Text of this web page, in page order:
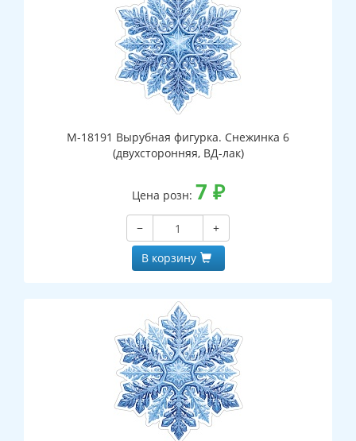
М-18191 Вырубная фигурка. Снежинка 6
(двухсторонняя, ВД-лак)
Цена розн: 7 ₽
−
+
В корзину